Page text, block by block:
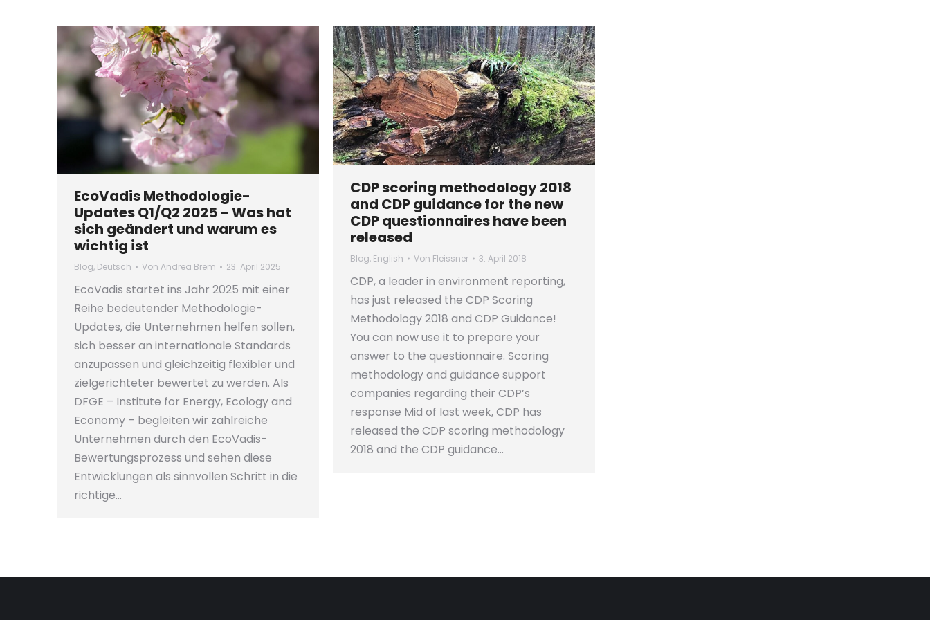
EcoVadis Methodologie-
Updates Q1/Q2 2025 – Was hat
sich geändert und warum es
wichtig ist
Blog, Deutsch Von Andrea Brem 23. April 2025
EcoVadis startet ins Jahr 2025 mit einer
Reihe bedeutender Methodologie-
Updates, die Unternehmen helfen sollen,
sich besser an internationale Standards
anzupassen und gleichzeitig flexibler und
zielgerichteter bewertet zu werden. Als
DFGE – Institute for Energy, Ecology and
Economy – begleiten wir zahlreiche
Unternehmen durch den EcoVadis-
Bewertungsprozess und sehen diese
Entwicklungen als sinnvollen Schritt in die
richtige…
CDP scoring methodology 2018
and CDP guidance for the new
CDP questionnaires have been
released
Blog, English Von Fleissner 3. April 2018
CDP, a leader in environment reporting,
has just released the CDP Scoring
Methodology 2018 and CDP Guidance!
You can now use it to prepare your
answer to the questionnaire. Scoring
methodology and guidance support
companies regarding their CDP’s
response Mid of last week, CDP has
released the CDP scoring methodology
2018 and the CDP guidance…